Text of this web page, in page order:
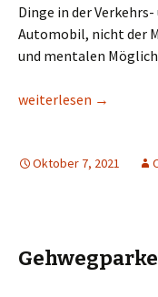
Dinge in der
Automobil, nicht der
und mentalen
Barrierefreiheit (Teil
weiterlesen →
Oktober 7, 2021